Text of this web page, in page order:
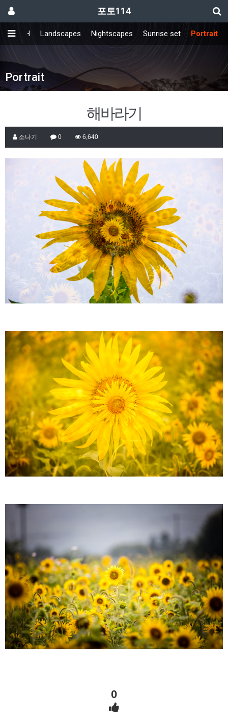
포토114
FRESH Landscapes Nightscapes Sunrise set Portrait
Portrait
해바라기
소나기 0 6,640
0